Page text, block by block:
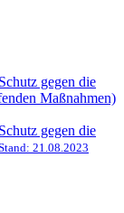
gegen die
Maßnahmen)
gegen die
21.08.2023